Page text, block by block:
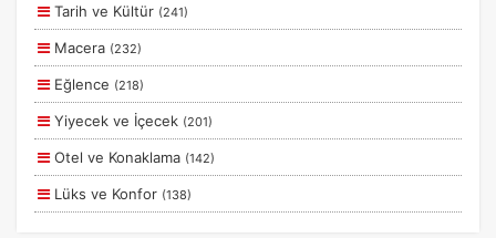
Planlanan
Otobüs Ile
Uçak Ile
Ekstralar Dahil
Tarih ve Kültür (241)
Macera (232)
Eğlence (218)
Yiyecek ve İçecek (201)
Otel ve Konaklama (142)
Lüks ve Konfor (138)